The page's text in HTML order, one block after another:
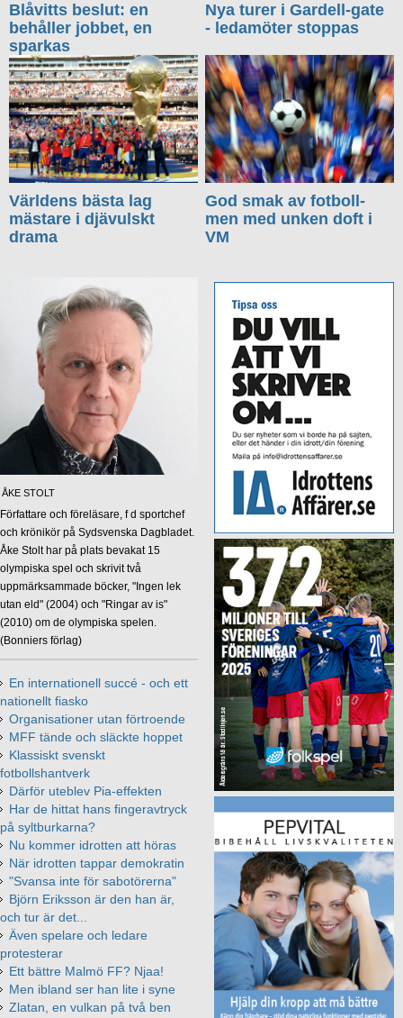
Blåvitts beslut: en
behåller jobbet, en
sparkas
Nya turer i Gardell-gate
- ledamöter stoppas
Världens bästa lag
mästare i djävulskt
drama
God smak av fotboll-
men med unken doft i
VM
ÅKE STOLT
Författare och föreläsare, f d sportchef
och krönikör på Sydsvenska Dagbladet.
Åke Stolt har på plats bevakat 15
olympiska spel och skrivit två
uppmärksammade böcker, "Ingen lek
utan eld" (2004) och "Ringar av is"
(2010) om de olympiska spelen.
(Bonniers förlag)
En internationell succé - och ett
nationellt fiasko
Organisationer utan förtroende
MFF tände och släckte hoppet
Klassiskt svenskt
fotbollshantverk
Därför uteblev Pia-effekten
Har de hittat hans fingeravtryck
på syltburkarna?
Nu kommer idrotten att höras
När idrotten tappar demokratin
"Svansa inte för sabotörerna"
Björn Eriksson är den han är,
och tur är det...
Även spelare och ledare
protesterar
Ett bättre Malmö FF? Njaa!
Men ibland ser han lite i syne
Zlatan, en vulkan på två ben